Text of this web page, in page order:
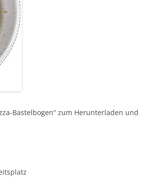
Bastelbogen“ zum Herunterladen und